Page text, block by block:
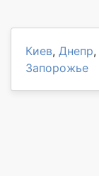
Киев, Днепр,
Запорожье